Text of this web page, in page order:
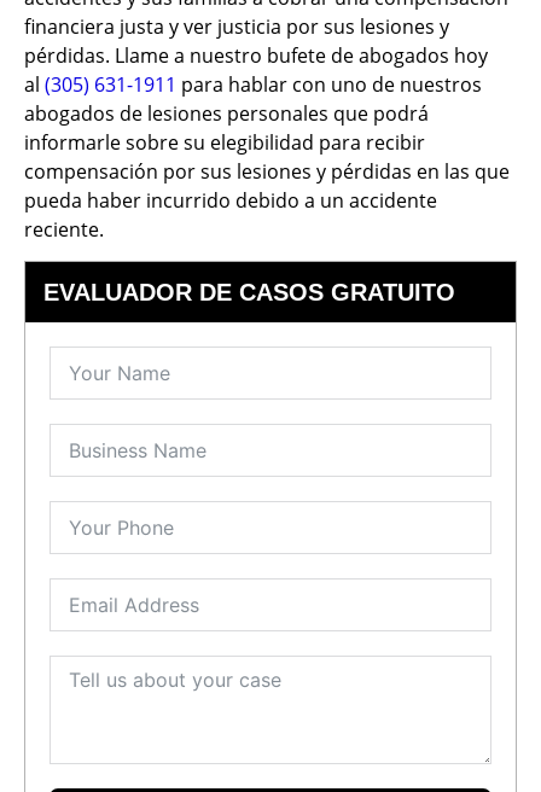
financiera justa y ver justicia por sus lesiones y
pérdidas. Llame a nuestro bufete de abogados hoy
al (305) 631-1911 para hablar con uno de nuestros
abogados de lesiones personales que podrá
informarle sobre su elegibilidad para recibir
compensación por sus lesiones y pérdidas en las que
pueda haber incurrido debido a un accidente
reciente.
EVALUADOR DE CASOS GRATUITO